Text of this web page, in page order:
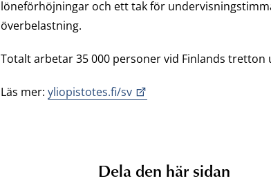
löneförhöjningar och ett tak för
överbelastning.
Totalt arbetar 35 000 personer vid Finlands tretton
Läs mer: yliopistotes.fi/sv
Dela den här sidan